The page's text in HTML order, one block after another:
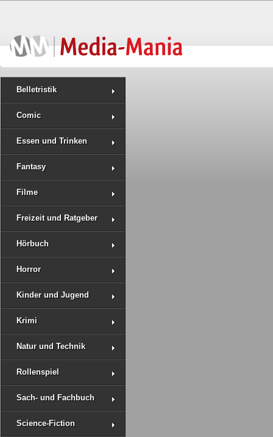
Belletristik
Comic
Essen und Trinken
Fantasy
Filme
Freizeit und Ratgeber
Hörbuch
Horror
Kinder und Jugend
Krimi
Natur und Technik
Rollenspiel
Sach- und Fachbuch
Science-Fiction